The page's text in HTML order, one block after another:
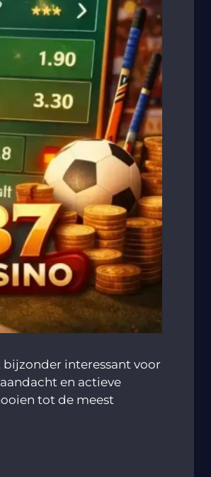
interessant voor
en actieve
tot de meest